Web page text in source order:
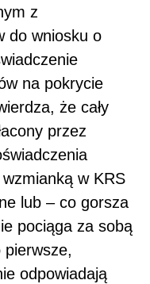
z
do wniosku o
na pokrycie
że cały
przez
w KRS
lub – co gorsza
pociąga za sobą
pierwsze,
odpowiadają